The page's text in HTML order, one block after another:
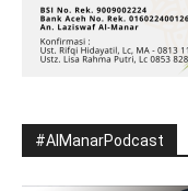
#AlManarPodcast